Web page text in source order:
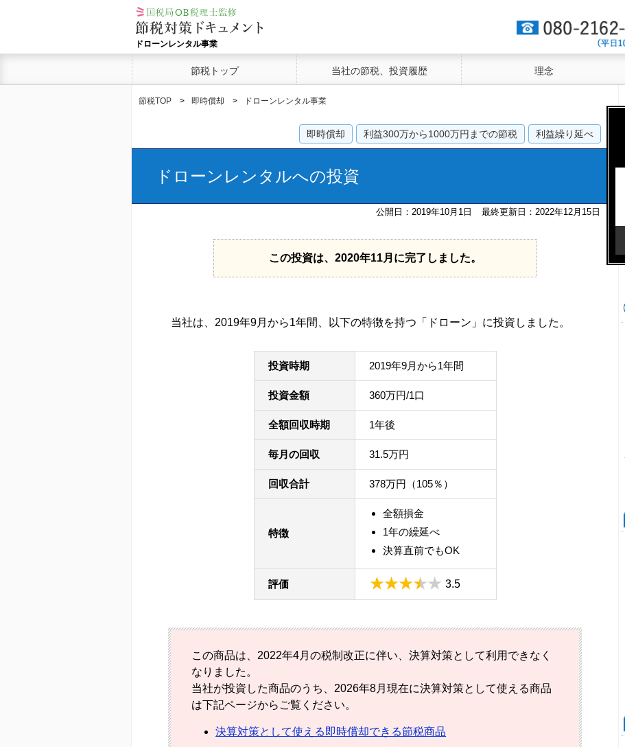
ドローンレンタル事業
節税トップ 当社の節税、投資履歴 理念
節税TOP 即時償却 ドローンレンタル事業
即時償却 利益300万から1000万円までの節税 利益繰り延べ
ドローンレンタルへの投資
公開日：2019年10月1日 最終更新日：2022年12月15日
この投資は、2020年11月に完了しました。
当社は、2019年9月から1年間、以下の特徴を持つ「ドローン」に投資しました。
投資時期 2019年9月から1年間
投資金額 360万円/1口
全額回収時期 1年後
毎月の回収 31.5万円
回収合計 378万円（105％）
特徴
全額損金
1年の繰延べ
決算直前でもOK
評価 3.5
この商品は、2022年4月の税制改正に伴い、決算対策として利用できなく
なりました。
当社が投資した商品のうち、2026年8月現在に決算対策として使える商品
は下記ページからご覧ください。
決算対策として使える即時償却できる節税商品